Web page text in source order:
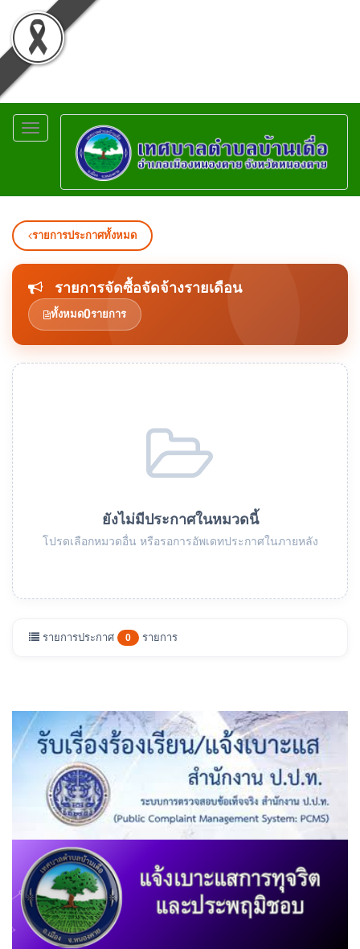
Toggle
navigation
รายการประกาศทั้งหมด
รายการจัดซื้อจัดจ้างรายเดือน
ทั้งหมด0รายการ
ยังไม่มีประกาศในหมวดนี้
โปรดเลือกหมวดอื่น หรือรอการอัพเดทประกาศในภายหลัง
รายการประกาศ 0 รายการ